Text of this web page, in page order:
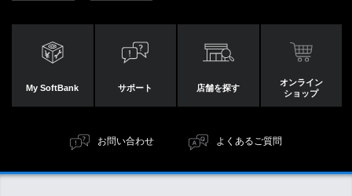
My SoftBank サポート 店舗を探す
オンライン
ショップ
お問い合わせ よくあるご質問